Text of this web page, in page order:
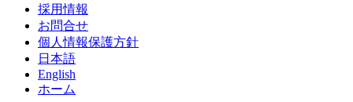
採用情報
お問合せ
個人情報保護方針
日本語
English
ホーム